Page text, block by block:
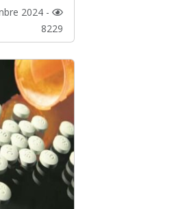
2024 -
8229